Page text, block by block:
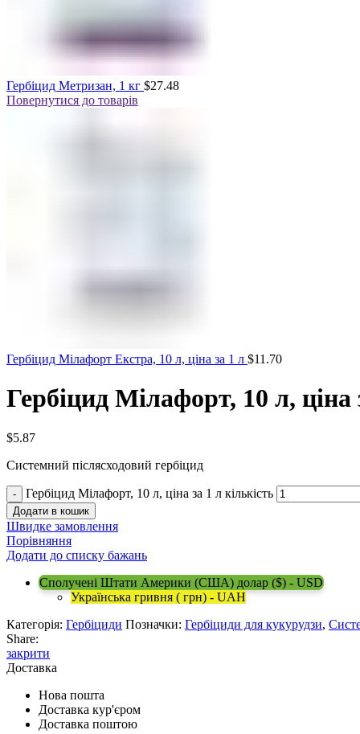
Гербіцид Метризан, 1 кг $27.48
Повернутися до товарів
Гербіцид Мілафорт Екстра, 10 л, ціна за 1 л $11.70
Гербіцид Мілафорт, 10 л, ціна
$5.87
Системний післясходовий гербіцид
Гербіцид Мілафорт, 10 л, ціна за 1 л кількість
Додати в кошик
Швидке замовлення
Порівняння
Додати до списку бажань
Сполучені Штати Америки (США) долар ($) - USD
Українська гривня ( грн) - UAH
Категорія: Гербіциди Позначки: Гербіциди для кукурудзи,
Share:
закрити
Доставка
Нова пошта
Доставка кур'єром
Доставка поштою